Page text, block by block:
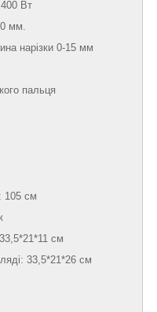
Вт
мм.
нарізки 0-15 мм
пальця
105 см
см
33,5*21*26 см